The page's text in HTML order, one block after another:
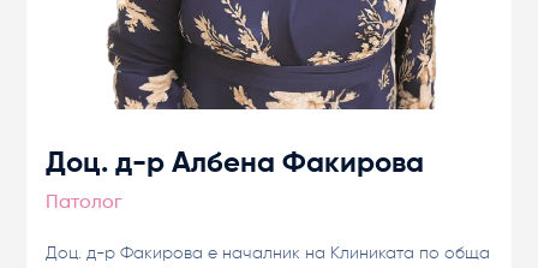
Доц. д-р Албена Факирова
Патолог
Доц. д-р Факирова е началник на Клиниката по обща